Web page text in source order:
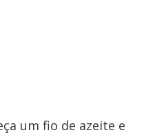
um fio de azeite e